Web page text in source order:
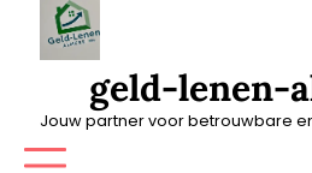
geld-lenen-
Jouw partner voor betrouwbare